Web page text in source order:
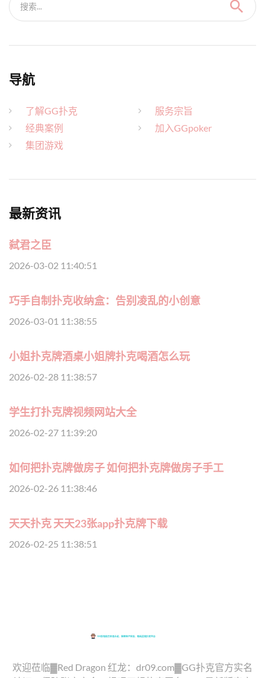
搜索...
导航
了解GG扑克
经典案例
集团游戏
服务宗旨
加入GGpoker
最新资讯
弑君之臣
2026-03-02 11:40:51
巧手自制扑克收纳盒：告别凌乱的小创意
2026-03-01 11:38:55
小姐扑克牌酒桌小姐牌扑克喝酒怎么玩
2026-02-28 11:38:57
学生打扑克牌视频网站大全
2026-02-27 11:39:20
如何把扑克牌做房子 如何把扑克牌做房子手工
2026-02-26 11:38:46
天天扑克 天天23张app扑克牌下载
2026-02-25 11:38:51
欢迎莅临▓Red Dragon 红龙：dr09.com▓GG扑克官方实名